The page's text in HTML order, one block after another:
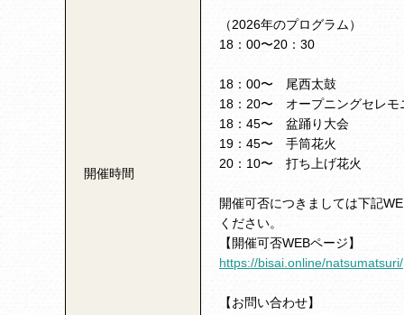
開催時間
（2026年のプログラム）
18：00〜20：30
18：00〜 尾西太鼓
18：20〜 オープニングセレモ
18：45〜 盆踊り大会
19：45〜 手筒花火
20：10〜 打ち上げ花火
開催可否につきましては下記
ください。
【開催可否WEBページ】
https://bisai.online/natsumatsuri/
【お問い合わせ】